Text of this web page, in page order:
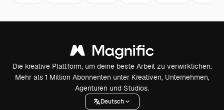
Die kreative Plattform, um deine beste Arbeit zu verwirklichen.
Mehr als 1 Million Abonnenten unter Kreativen, Unternehmen,
Agenturen und Studios.
Deutsch